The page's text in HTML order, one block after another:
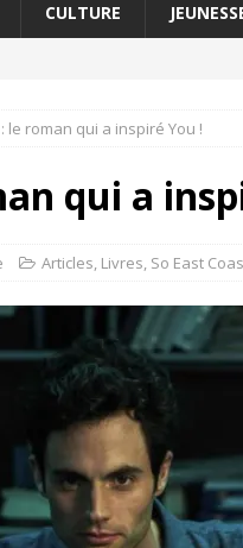
CULTURE
le roman qui a inspiré You !
qui a
Articles, Livres, So East